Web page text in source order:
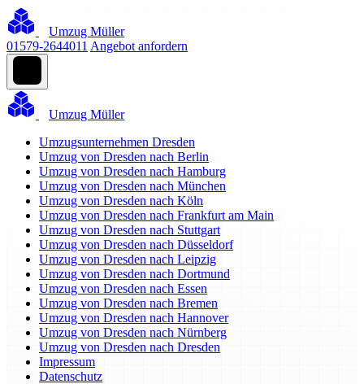
Umzug Müller
01579-2644011 Angebot anfordern
Umzug Müller
Umzugsunternehmen Dresden
Umzug von Dresden nach Berlin
Umzug von Dresden nach Hamburg
Umzug von Dresden nach München
Umzug von Dresden nach Köln
Umzug von Dresden nach Frankfurt am Main
Umzug von Dresden nach Stuttgart
Umzug von Dresden nach Düsseldorf
Umzug von Dresden nach Leipzig
Umzug von Dresden nach Dortmund
Umzug von Dresden nach Essen
Umzug von Dresden nach Bremen
Umzug von Dresden nach Hannover
Umzug von Dresden nach Nürnberg
Umzug von Dresden nach Dresden
Impressum
Datenschutz